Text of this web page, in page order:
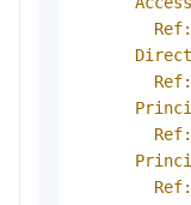
Ref:
Ref:
Ref:
Ref: